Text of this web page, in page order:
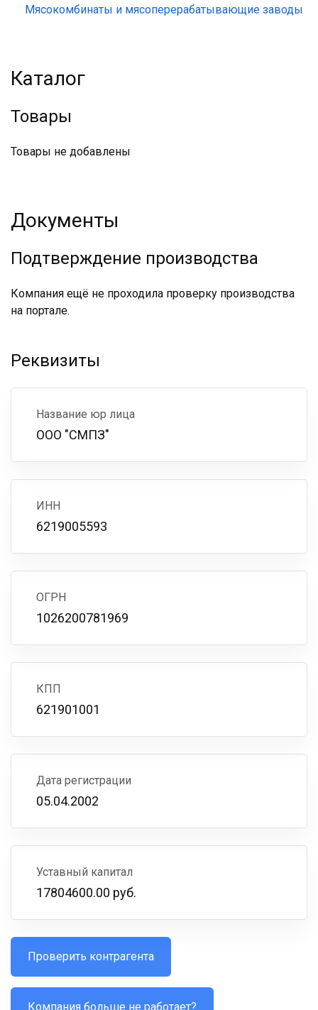
Мясокомбинаты и мясоперерабатывающие заводы
Каталог
Товары
Товары не добавлены
Документы
Подтверждение производства
Компания ещё не проходила проверку производства
на портале.
Реквизиты
Название юр лица
ООО "СМПЗ"
ИНН
6219005593
ОГРН
1026200781969
КПП
621901001
Дата регистрации
05.04.2002
Уставный капитал
17804600.00 руб.
Проверить контрагента
Компания больше не работает?